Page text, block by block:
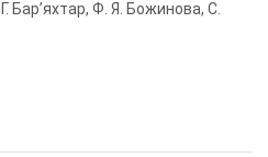
Г. Бар’яхтар, Ф. Я. Божинова, С.